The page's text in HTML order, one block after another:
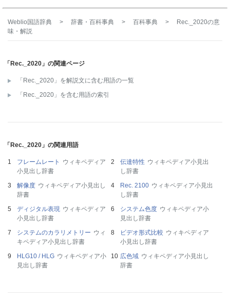
Weblio国語辞典 > 辞書・百科事典 > 百科事典 > Rec._2020の意
味・解説
「Rec._2020」の関連ページ
「Rec._2020」を解説文に含む用語の一覧
「Rec._2020」を含む用語の索引
「Rec._2020」の関連用語
フレームレート
ウィキペディア
小見出し辞書
伝達特性 ウィキペディア小見出
し辞書
解像度 ウィキペディア小見出し
辞書
Rec. 2100 ウィキペディア小見出
し辞書
ディジタル表現 ウィキペディア
小見出し辞書
システム色度 ウィキペディア小
見出し辞書
システムのカラリメトリー ウィ
キペディア小見出し辞書
ビデオ形式比較 ウィキペディア
小見出し辞書
HLG10 / HLG ウィキペディア小
見出し辞書
広色域 ウィキペディア小見出し
辞書